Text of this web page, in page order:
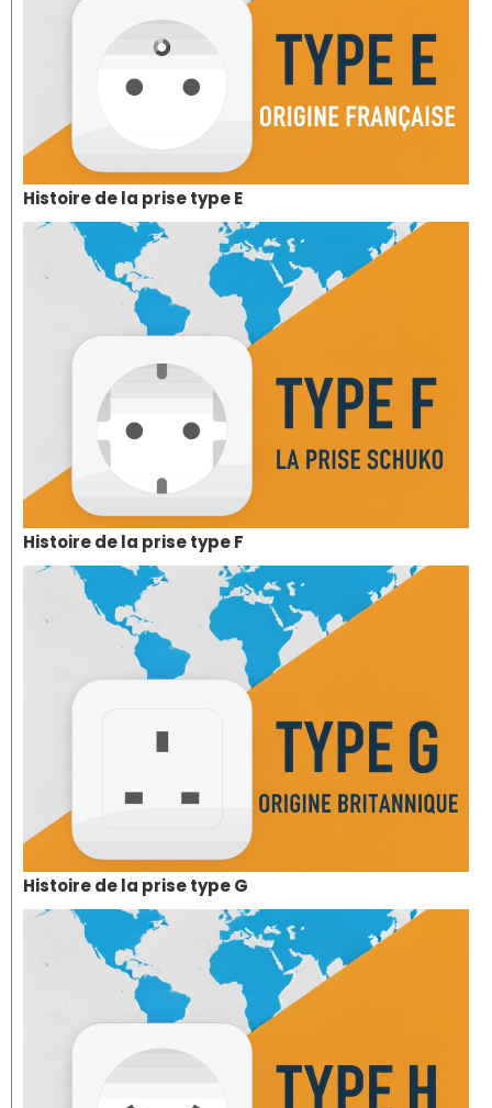
Histoire de la prise type E
Histoire de la prise type F
Histoire de la prise type G